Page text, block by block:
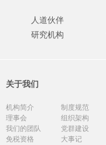
人道伙伴
研究机构
关于我们
机构简介
制度规范
理事会
组织架构
我们的团队
党群建设
免税资格
大事记